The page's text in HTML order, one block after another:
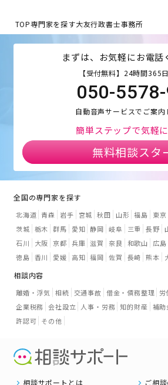
TOP専門家を探す大友行政書士事務所
まずは、お気軽にお電話
【受付無料】24時間365
050-
自動音声サービスでご案内
簡単ステップで気軽
無料相談スタ
全国の専門家を探す
北海道 青森 岩手 宮城 秋田 山形 福島 東京
茨城 栃木 群馬 愛知 静岡 岐阜 三重 長野
石川
大阪 京都 兵庫 滋賀 奈良 和歌山 広島
徳島 香川 愛媛 高知 福岡 佐賀 長崎 熊本
相談内容
離婚・浮気 相続 交通事故 借金・債務整理 労
企業税務 会社設立 人事・労務 知的財産 補助
許認可 その他
相談サポートとは ご相